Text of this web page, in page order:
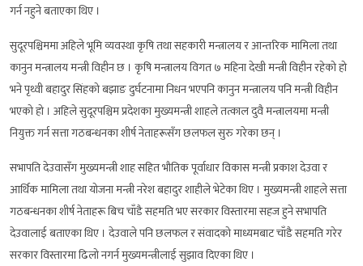
गर्न नहुने बताएका थिए ।
सुदूरपश्चिममा अहिले भूमि व्यवस्था कृषि तथा सहकारी मन्त्रालय र आन्तरिक मामिला तथा
कानुन मन्त्रालय मन्त्री विहीन छ । कृषि मन्त्रालय विगत ७ महिना देखी मन्त्री विहीन रहेको हो
भने पृथ्वी बहादुर सिंहको बझाङ दुर्घटनामा निधन भएपनि कानुन मन्त्रालय पनि मन्त्री विहीन
भएको हो । अहिले सुदूरपश्चिम प्रदेशका मुख्यमन्त्री शाहले तत्काल दुवै मन्त्रालयमा मन्त्री
नियुक्त गर्न सत्ता गठबन्धनका शीर्ष नेताहरूसँग छलफल सुरु गरेका छन् ।
सभापति देउवासँग मुख्यमन्त्री शाह सहित भौतिक पूर्वाधार विकास मन्त्री प्रकाश देउवा र
आर्थिक मामिला तथा योजना मन्त्री नरेश बहादुर शाहीले भेटेका थिए । मुख्यमन्त्री शाहले सत्ता
गठबन्धनका शीर्ष नेताहरू बिच चाँडै सहमति भए सरकार विस्तारमा सहज हुने सभापति
देउवालाई बताएका थिए । देउवाले पनि छलफल र संवादको माध्यमबाट चाँडै सहमति गरेर
सरकार विस्तारमा ढिलो नगर्न मुख्यमन्त्रीलाई सुझाव दिएका थिए ।